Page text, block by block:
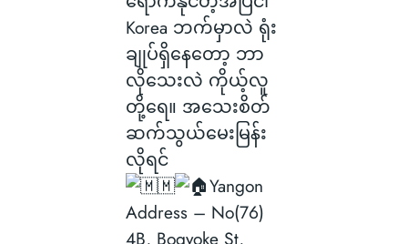
Korea ဘက်မှာလဲ ရုံး
ချုပ်ရှိနေတော့ ဘာ
လိုသေးလဲ ကိုယ့်လူ
တို့ရေ။ အသေးစိတ်
ဆက်သွယ်မေးမြန်း
လိုရင်
Yangon
Address – No(76)